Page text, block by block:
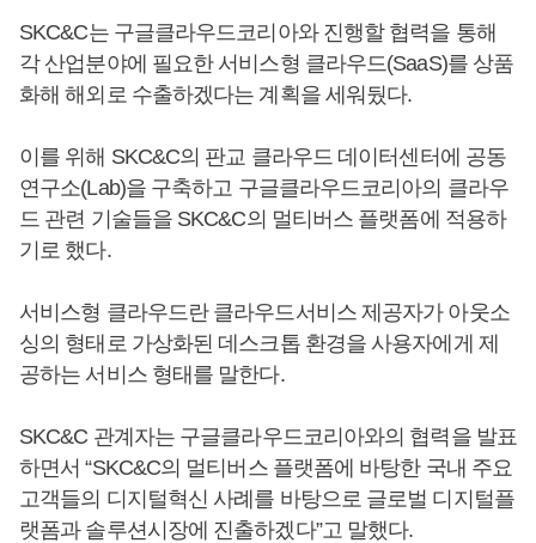
SKC&C는 구글클라우드코리아와 진행할 협력을 통해
각 산업분야에 필요한 서비스형 클라우드(SaaS)를 상품
화해 해외로 수출하겠다는 계획을 세워뒀다.
이를 위해 SKC&C의 판교 클라우드 데이터센터에 공동
연구소(Lab)을 구축하고 구글클라우드코리아의 클라우
드 관련 기술들을 SKC&C의 멀티버스 플랫폼에 적용하
기로 했다.
서비스형 클라우드란 클라우드서비스 제공자가 아웃소
싱의 형태로 가상화된 데스크톱 환경을 사용자에게 제
공하는 서비스 형태를 말한다.
SKC&C 관계자는 구글클라우드코리아와의 협력을 발표
하면서 “SKC&C의 멀티버스 플랫폼에 바탕한 국내 주요
고객들의 디지털혁신 사례를 바탕으로 글로벌 디지털플
랫폼과 솔루션시장에 진출하겠다”고 말했다.